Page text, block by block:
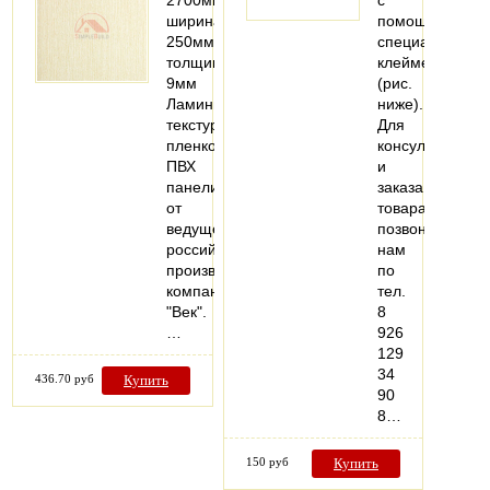
ширина:
250мм;
толщина:
9мм
Ламинированные
текстурной
пленкой
ПВХ
панели
от
ведущего
российского
производителя
компании
"Век".
436.70 руб Купить
помощью
специальных
клеймеров
(рис.
ниже).
Для
консультации
и
заказа
товара
позвоните
нам
по
тел.
8
926
129
34
90
8…
150 руб Купить